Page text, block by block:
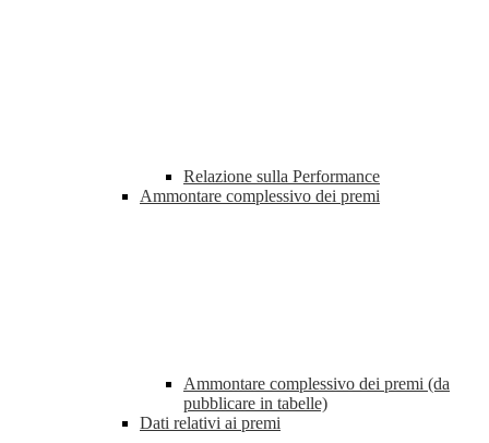
Relazione sulla Performance
Ammontare complessivo dei premi
Ammontare complessivo dei premi (da
pubblicare in tabelle)
Dati relativi ai premi